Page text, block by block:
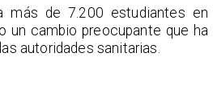
más de 7.200 estudiantes en
un cambio preocupante que ha
autoridades sanitarias.